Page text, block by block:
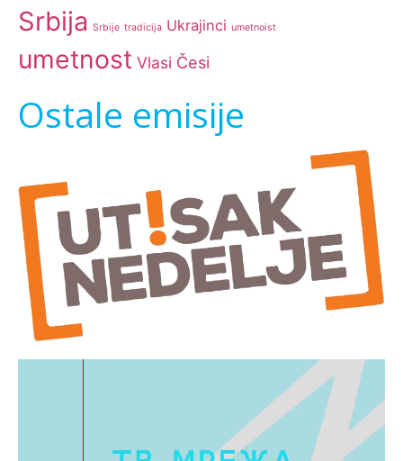
Srbija Srbije tradicija Ukrajinci umetnoist
umetnost Vlasi Česi
Ostale emisije